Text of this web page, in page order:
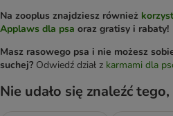
Na zooplus znajdziesz również
Applaws dla psa oraz gratisy i rabaty!
Masz rasowego psa i nie możesz
suchej? Odwiedź dział z karmami dla
Nie udało się znaleźć